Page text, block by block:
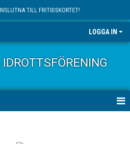
TILL FRITIDSKORTET!
LOGGA IN